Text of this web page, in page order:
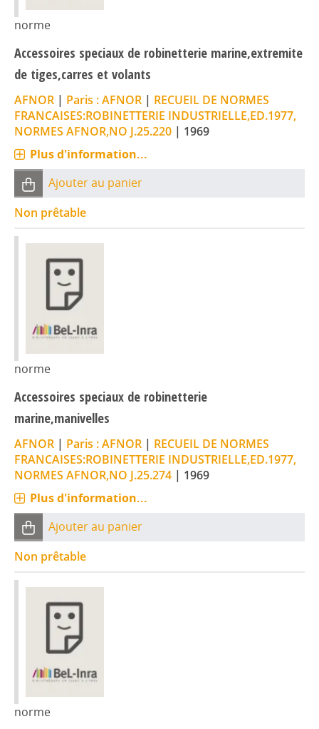
norme
Accessoires speciaux de robinetterie marine,extremite
de tiges,carres et volants
AFNOR | Paris : AFNOR | RECUEIL DE NORMES
FRANCAISES:ROBINETTERIE INDUSTRIELLE,ED.1977,
NORMES AFNOR,NO J.25.220 | 1969
Plus d'information...
Ajouter au panier
Non prêtable
norme
Accessoires speciaux de robinetterie
marine,manivelles
AFNOR | Paris : AFNOR | RECUEIL DE NORMES
FRANCAISES:ROBINETTERIE INDUSTRIELLE,ED.1977,
NORMES AFNOR,NO J.25.274 | 1969
Plus d'information...
Ajouter au panier
Non prêtable
norme